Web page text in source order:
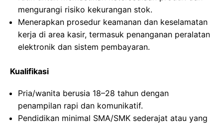
mengurangi risiko kekurangan stok.
Menerapkan prosedur keamanan dan keselamatan
kerja di area kasir, termasuk penanganan peralatan
elektronik dan sistem pembayaran.
Kualifikasi
Pria/wanita berusia 18–28 tahun dengan
penampilan rapi dan komunikatif.
Pendidikan minimal SMA/SMK sederajat atau yang